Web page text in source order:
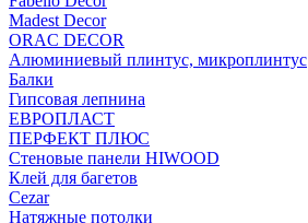
Madest Decor
ORAC DECOR
Алюминиевый плинтус, микроплинтус
Балки
Гипсовая лепнина
ЕВРОПЛАСТ
ПЕРФЕКТ ПЛЮС
Стеновые панели HIWOOD
Клей для багетов
Cezar
Натяжные потолки